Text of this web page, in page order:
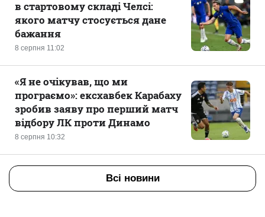
8 серпня 11:02
в стартовому складі Челсі:
якого матчу стосується дане
бажання
8 серпня 10:32
«Я не очікував, що ми
програємо»: ексхавбек Карабаху
зробив заяву про перший матч
відбору ЛК проти Динамо
Всі новини